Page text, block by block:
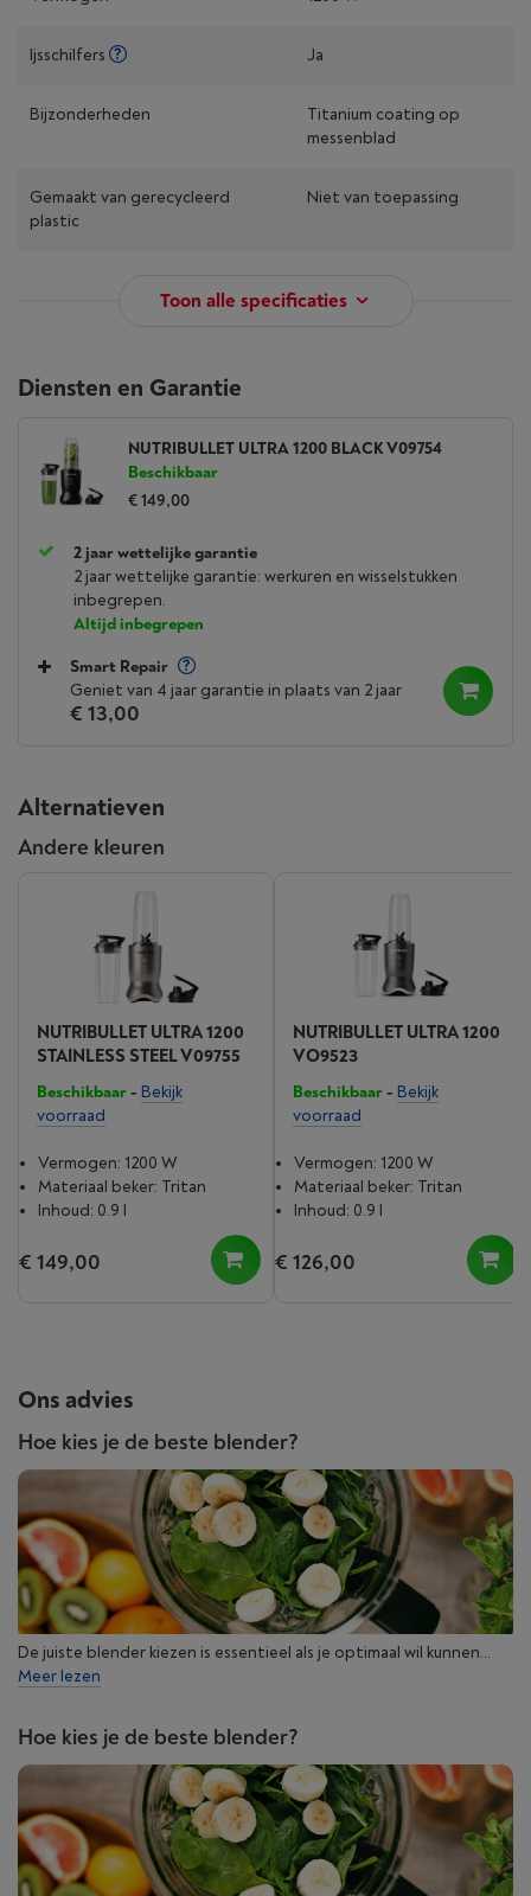
Ijsschilfers Ja
Bijzonderheden
Titanium coating op
messenblad
Gemaakt van gerecycleerd
plastic
Niet van toepassing
Toon alle specificaties
Diensten en Garantie
NUTRIBULLET ULTRA 1200 BLACK V09754
Beschikbaar
€ 149,00
2 jaar wettelijke garantie
2 jaar wettelijke garantie: werkuren en wisselstukken
inbegrepen.
Altijd inbegrepen
Smart Repair
Geniet van 4 jaar garantie in plaats van 2 jaar
€ 13,00
Alternatieven
Andere kleuren
NUTRIBULLET ULTRA 1200
STAINLESS STEEL V09755
Beschikbaar- Bekijk
voorraad
Vermogen: 1200 W
Materiaal beker: Tritan
Inhoud: 0.9 l
€ 149,00
NUTRIBULLET ULTRA 1200
VO9523
Beschikbaar- Bekijk
voorraad
Vermogen: 1200 W
Materiaal beker: Tritan
Inhoud: 0.9 l
€ 126,00
Ons advies
Hoe kies je de beste blender?
De juiste blender kiezen is essentieel als je optimaal wil kunnen...
Meer lezen
Hoe kies je de beste blender?